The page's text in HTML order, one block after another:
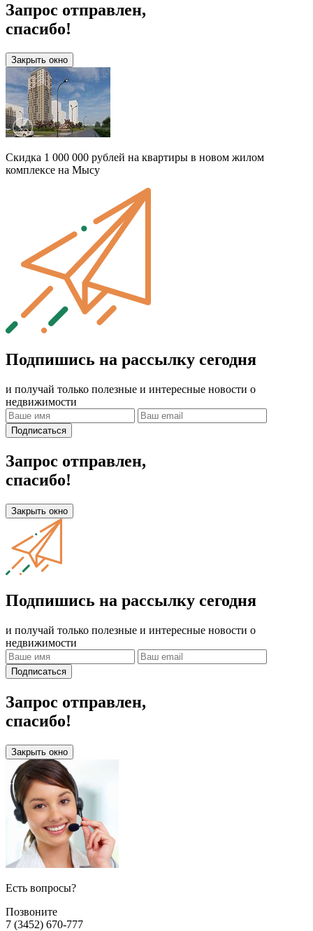
Запрос отправлен,
спасибо!
Закрыть окно
Скидка 1 000 000 рублей на квартиры в новом жилом
комплексе на Мысу
Подпишись на рассылку сегодня
и получай только полезные и интересные новости о
недвижимости
Подписаться
Запрос отправлен,
спасибо!
Закрыть окно
Подпишись на рассылку сегодня
и получай только полезные и интересные новости о
недвижимости
Подписаться
Запрос отправлен,
спасибо!
Закрыть окно
Есть вопросы?
Позвоните
7 (3452) 670-777